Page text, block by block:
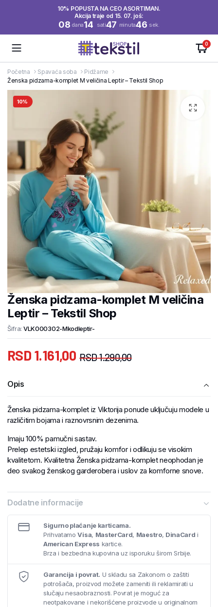
10% POPUSTA NA CEO ASORTIMAN.
Akcija traje od 15. 07. još:
08 dana14 sati47 minuta46 sek.
0
Početna Spavaća soba
Pidžame
Ženska pidzama-komplet M veličina Leptir – Tekstil Shop
10%
Ženska pidzama-komplet M veličina
Leptir – Tekstil Shop
Šifra: VLK000302-Mkodleptir-
RSD1.290,00
RSD 1.161,00
Opis
Ženska pidzama-komplet iz Viktorija ponude uključuju modele u
različitim bojama i raznovrsnim dezenima.
Imaju 100% pamučni sastav.
Prelep estetski izgled, pružaju komfor i odlikuju se visokim
kvalitetom. Kvalitetna Ženska pidzama-komplet neophodan je
deo svakog ženskog garderobera i uslov za komforne snove.
Dodatne informacije
Sigurno plaćanje karticama.
PrihvatamoVisa, MasterCard, Maestro, DinaCard i
American Express kartice.
Brza i bezbedna kupovina uz isporuku širom Srbije.
Garancija i povrat. U skladu sa Zakonom o zaštiti
potrošača, proizvod možete zameniti ili reklamirati u
slučaju nesaobraznosti. Povrat je moguć za
neotpakovane i nekorišćene proizvode u originalnom